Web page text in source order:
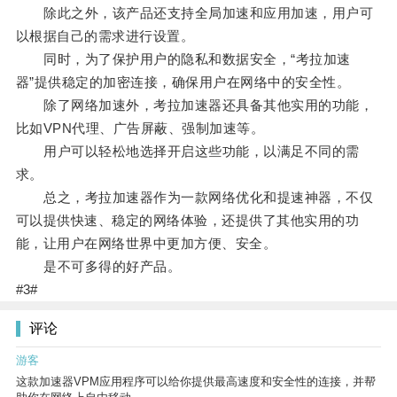
除此之外，该产品还支持全局加速和应用加速，用户可
以根据自己的需求进行设置。
同时，为了保护用户的隐私和数据安全，“考拉加速
器”提供稳定的加密连接，确保用户在网络中的安全性。
除了网络加速外，考拉加速器还具备其他实用的功能，
比如VPN代理、广告屏蔽、强制加速等。
用户可以轻松地选择开启这些功能，以满足不同的需
求。
总之，考拉加速器作为一款网络优化和提速神器，不仅
可以提供快速、稳定的网络体验，还提供了其他实用的功
能，让用户在网络世界中更加方便、安全。
是不可多得的好产品。
#3#
评论
游客
这款加速器VPM应用程序可以给你提供最高速度和安全性的连接，并帮